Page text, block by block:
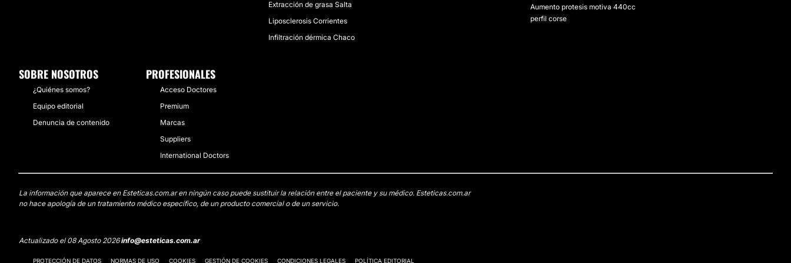
Extracción de grasa Salta
Liposclerosis Corrientes
Infiltración dérmica Chaco
Aumento protesis motiva 440cc
perfil corse
SOBRE NOSOTROS
¿Quiénes somos?
Equipo editorial
Denuncia de contenido
PROFESIONALES
Acceso Doctores
Premium
Marcas
Suppliers
International Doctors
La información que aparece en Esteticas.com.ar en ningún caso puede sustituir la relación entre el paciente y su médico. Esteticas.com.ar
no hace apología de un tratamiento médico específico, de un producto comercial o de un servicio.
Actualizado el 08 Agosto 2026info@esteticas.com.ar
PROTECCIÓN DE DATOS NORMAS DE USO COOKIES GESTIÓN DE COOKIES CONDICIONES LEGALES POLÍTICA EDITORIAL